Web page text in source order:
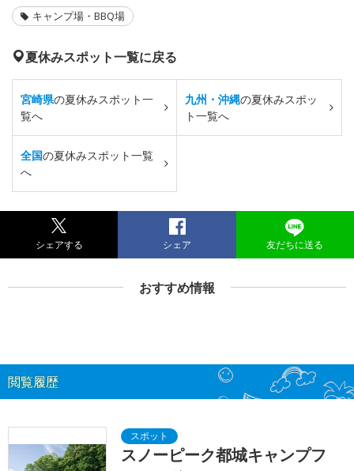
キャンプ場・BBQ場
夏休みスポット一覧に戻る
宮崎県の夏休みスポット一
覧へ
九州・沖縄の夏休みスポッ
ト一覧へ
全国の夏休みスポット一覧
へ
シェアする シェア 友だちに送る
おすすめ情報
閲覧履歴
スノーピーク都城キャンプフ